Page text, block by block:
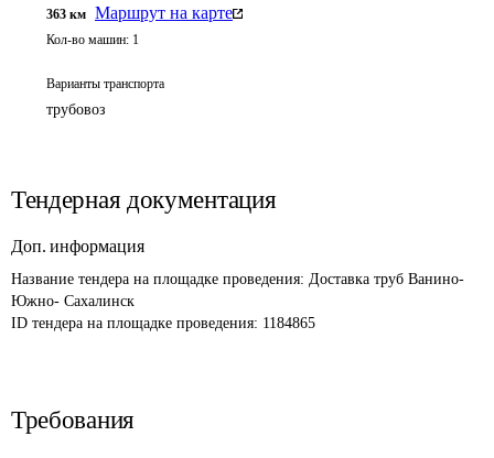
363 км Маршрут на карте
Кол-во машин: 1
Варианты транспорта
трубовоз
Тендерная документация
Доп. информация
Название тендера на площадке проведения: Доставка труб Ванино-
Южно- Сахалинск
ID тендера на площадке проведения: 1184865
Требования